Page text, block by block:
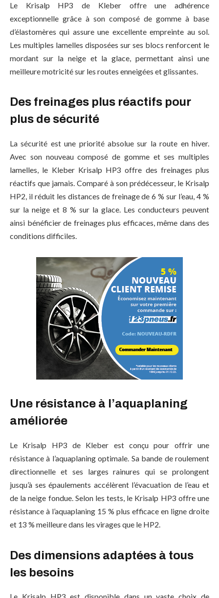
Le Krisalp HP3 de Kleber offre une adhérence
exceptionnelle grâce à son composé de gomme à base
d’élastomères qui assure une excellente empreinte au sol.
Les multiples lamelles disposées sur ses blocs renforcent le
mordant sur la neige et la glace, permettant ainsi une
meilleure motricité sur les routes enneigées et glissantes.
Des freinages plus réactifs pour
plus de sécurité
La sécurité est une priorité absolue sur la route en hiver.
Avec son nouveau composé de gomme et ses multiples
lamelles, le Kleber Krisalp HP3 offre des freinages plus
réactifs que jamais. Comparé à son prédécesseur, le Krisalp
HP2, il réduit les distances de freinage de 6 % sur l’eau, 4 %
sur la neige et 8 % sur la glace. Les conducteurs peuvent
ainsi bénéficier de freinages plus efficaces, même dans des
conditions difficiles.
Une résistance à l’aquaplaning
améliorée
Le Krisalp HP3 de Kleber est conçu pour offrir une
résistance à l’aquaplaning optimale. Sa bande de roulement
directionnelle et ses larges rainures qui se prolongent
jusqu’à ses épaulements accélèrent l’évacuation de l’eau et
de la neige fondue. Selon les tests, le Krisalp HP3 offre une
résistance à l’aquaplaning 15 % plus efficace en ligne droite
et 13 % meilleure dans les virages que le HP2.
Des dimensions adaptées à tous
les besoins